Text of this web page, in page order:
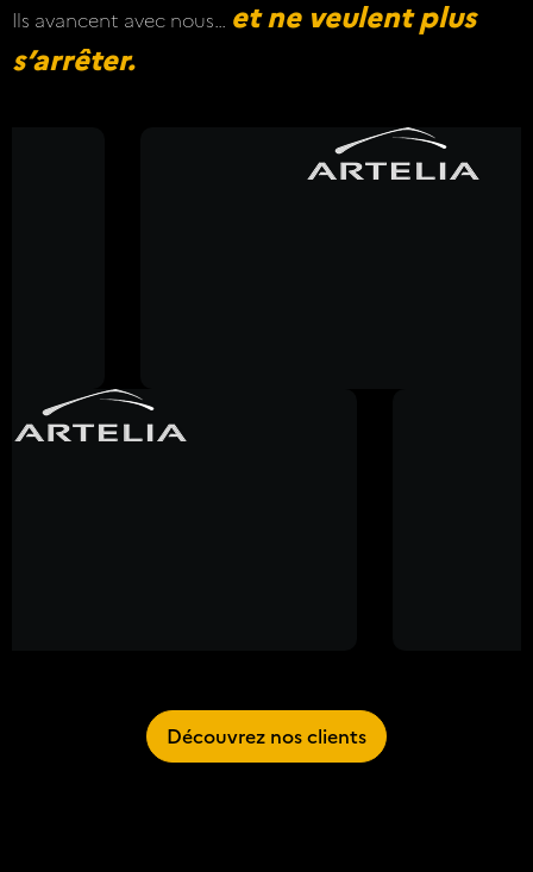
Ils avancent avec nous… et ne veulent plus
s’arrêter.
Découvrez nos clients